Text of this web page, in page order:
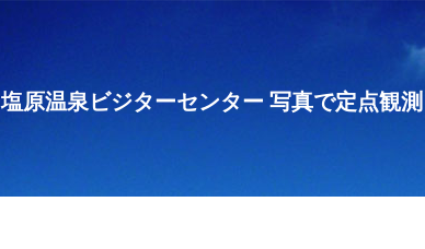
塩原温泉ビジターセンター 写真で定点観測